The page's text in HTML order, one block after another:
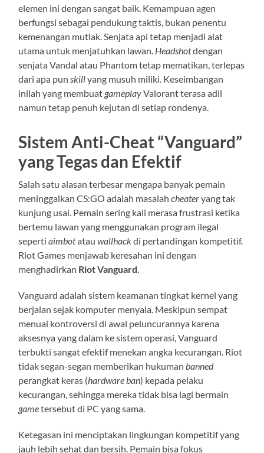
elemen ini dengan sangat baik. Kemampuan agen
berfungsi sebagai pendukung taktis, bukan penentu
kemenangan mutlak. Senjata api tetap menjadi alat
utama untuk menjatuhkan lawan. Headshotdengan
senjata Vandal atau Phantom tetap mematikan, terlepas
dari apa pun skillyang musuh miliki. Keseimbangan
inilah yang membuat gameplayValorant terasa adil
namun tetap penuh kejutan di setiap rondenya.
Sistem Anti-Cheat “Vanguard”
yang Tegas dan Efektif
Salah satu alasan terbesar mengapa banyak pemain
meninggalkan CS:GO adalah masalahcheateryang tak
kunjung usai. Pemain sering kali merasa frustrasi ketika
bertemu lawan yang menggunakan program ilegal
sepertiaimbotatauwallhackdi pertandingan kompetitif.
Riot Games menjawab keresahan ini dengan
menghadirkan Riot Vanguard
Vanguard adalah sistem keamanan tingkat kernel yang
berjalan sejak komputer menyala. Meskipun sempat
menuai kontroversi di awal peluncurannya karena
aksesnya yang dalam ke sistem operasi, Vanguard
terbukti sangat efektif menekan angka kecurangan. Riot
tidak segan-segan memberikan hukuman banned
perangkat keras (hardware ban) kepada pelaku
kecurangan, sehingga mereka tidak bisa lagi bermain
gametersebut di PC yang sama.
Ketegasan ini menciptakan lingkungan kompetitif yang
jauh lebih sehat dan bersih. Pemain bisa fokus